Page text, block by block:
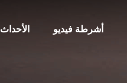
الأحداث أشرطة فيديو